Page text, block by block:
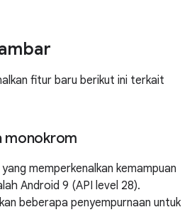
fitur baru berikut ini terkait
monokrom
memperkenalkan kemampuan
Android 9 (API level 28).
beberapa penyempurnaan untuk